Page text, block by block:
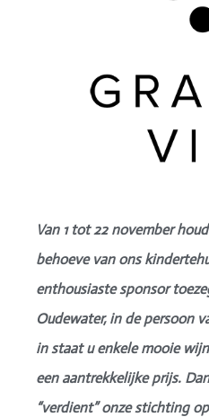
Van 1 tot 22 november
behoeve van ons
enthousiaste sponsor
Oudewater, in de persoon
in staat u enkele mooie
een aantrekkelijke prijs.
“verdient” onze stichting